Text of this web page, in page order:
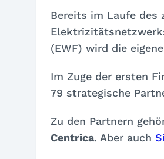
Bereits im Laufe des
(EWF) wird die
Im Zuge der ersten
79 strategische
Zu den Partnern
Centrica. Aber auch